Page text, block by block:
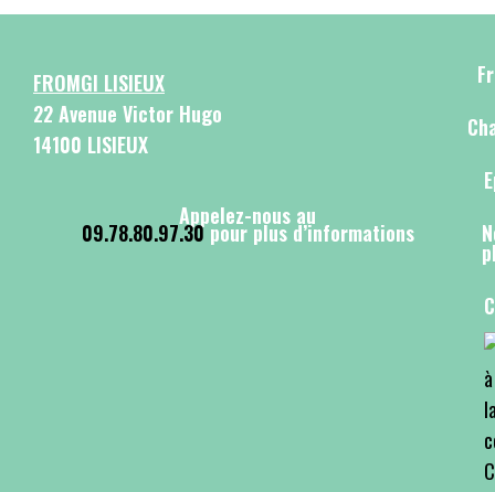
FROMGI LISIEUX
22 Avenue Victor Hugo
14100 LISIEUX
Appelez-nous au
09.78.80.97.30pour plus d’informations